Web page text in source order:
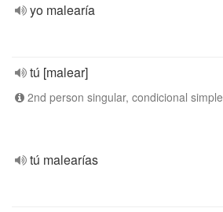
yo malearía
tú [malear]
2nd person singular, condicional simple
tú malearías